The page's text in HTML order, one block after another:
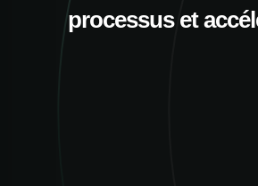
processus et